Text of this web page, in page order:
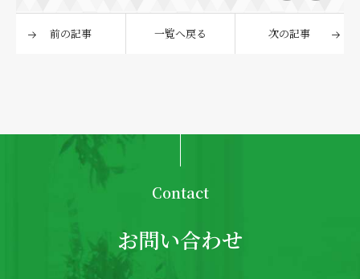
前の記事 一覧へ戻る 次の記事
Contact
お問い合わせ